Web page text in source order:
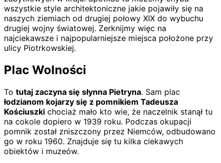
wszystkie style architektoniczne jakie pojawiły się na
naszych ziemiach od drugiej połowy XIX do wybuchu
drugiej wojny światowej. Zerknijmy więc na
najciekawsze i najpopularniejsze miejsca położone przy
ulicy Piotrkowskiej.
Plac Wolności
To tutaj zaczyna się słynna Pietryna. Sam plac
łodzianom kojarzy się z pomnikiem Tadeusza
Kościuszki chociaż mało kto wie, że naczelnik stanął tu
na cokole dopiero w 1939 roku. Podczas okupacji
pomnik został zniszczony przez Niemców, odbudowano
go w roku 1960. Znajduje się tu kilka ciekawych
obiektów i muzeów.